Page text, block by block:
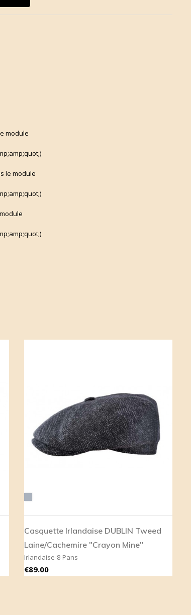
module
le module
Casquette Irlandaise DUBLIN Tweed
Laine/cachemire "Crayon Mine"
Irlandaise-8-Pans
Price
€89.00